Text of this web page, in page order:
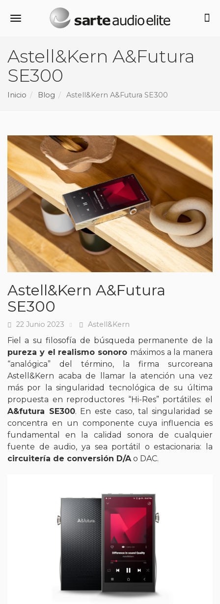
Alternar navegación
Astell&Kern A&Futura
SE300
Inicio Blog Astell&Kern A&Futura SE300
Astell&Kern A&Futura
SE300
Fecha
22 Junio 2023 Tags
Astell&Kern
Fiel a su filosofía de búsqueda permanente de la
pureza y el realismo sonoro máximos a la manera
“analógica” del término, la firma surcoreana
Astell&Kern acaba de llamar la atención una vez
más por la singularidad tecnológica de su última
propuesta en reproductores “Hi-Res” portátiles: el
A&futura SE300. En este caso, tal singularidad se
concentra en un componente cuya influencia es
fundamental en la calidad sonora de cualquier
fuente de audio, ya sea portátil o estacionaria: la
circuitería de conversión D/Ao DAC.